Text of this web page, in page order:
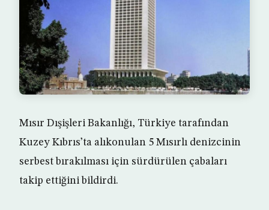
Mısır Dışişleri Bakanlığı, Türkiye tarafından
Kuzey Kıbrıs’ta alıkonulan 5 Mısırlı denizcinin
serbest bırakılması için sürdürülen çabaları
takip ettiğini bildirdi.